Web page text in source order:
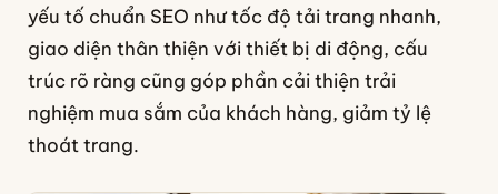
yếu tố chuẩn SEO như tốc độ tải trang nhanh,
giao diện thân thiện với thiết bị di động, cấu
trúc rõ ràng cũng góp phần cải thiện trải
nghiệm mua sắm của khách hàng, giảm tỷ lệ
thoát trang.